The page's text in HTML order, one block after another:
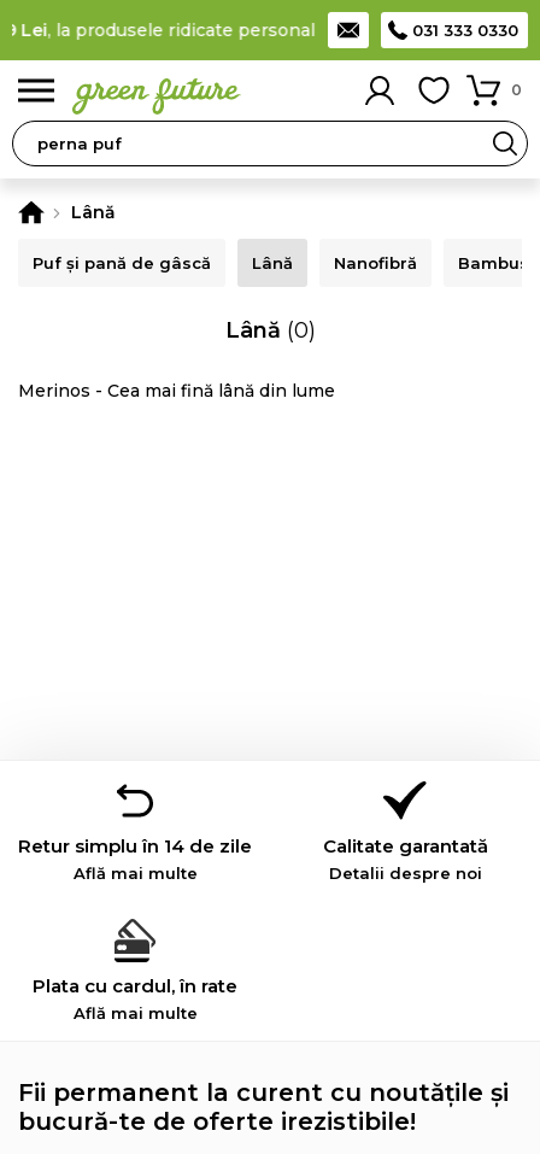
Lei, la produsele ridicate personal din locker Taxă de
031 333 0330
0
Lână
Puf și pană de gâscă Lână Nanofibră Bambus
Lână (0)
Merinos - Cea mai fină lână din lume
Retur simplu în 14 de zile
Află mai multe
Calitate garantată
Detalii despre noi
Plata cu cardul, în rate
Află mai multe
Fii permanent la curent cu noutățile și
bucură-te de oferte irezistibile!